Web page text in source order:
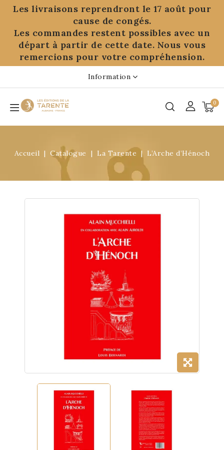
Les livraisons reprendront le 17 août pour
cause de congés.
Les commandes restent possibles avec un
départ à partir de cette date. Nous vous
remercions pour votre compréhension.
Information
0
Accueil Catalogue La Tarente L’Arche d’Hénoch
Panneau de gestion des cookies